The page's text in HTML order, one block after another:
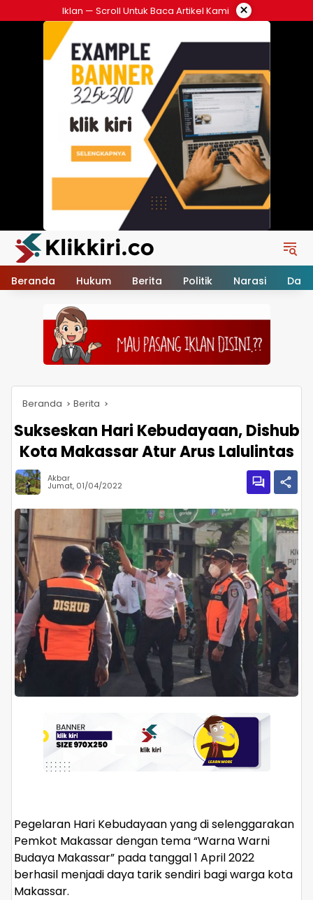
ke
Iklan — Scroll Untuk Baca Artikel Kami ×
Beranda Hukum Berita Politik Narasi
Beranda Berita
Sukseskan Hari Kebudayaan, Dishub
Kota Makassar Atur Arus Lalulintas
Akbar
Jumat, 01/04/2022
Pegelaran Hari Kebudayaan yang di selenggarakan
Pemkot Makassar dengan tema “Warna Warni
Budaya Makassar” pada tanggal 1 April 2022
berhasil menjadi daya tarik sendiri bagi warga kota
Makassar.